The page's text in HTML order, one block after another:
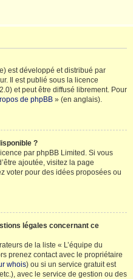
est développé et distribué par
Il est publié sous la licence
et peut être diffusé librement. Pour
de phpBB » (en anglais).
?
par phpBB Limited. Si vous
ajoutée, visitez la page
voter pour des idées proposées ou
légales concernant ce
de la liste « L’équipe du
prenez contact avec le propriétaire
whois) ou si un service gratuit est
avec le service de gestion ou des